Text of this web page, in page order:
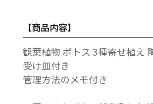
【商品内容】
観葉植物 ポトス 3種寄せ植え
受け皿付き
管理方法のメモ付き